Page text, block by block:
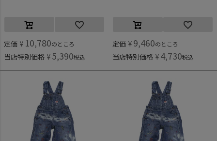
定価 ¥ 10,780のところ
当店特別価格 ¥ 5,390税込
定価 ¥ 9,460のところ
当店特別価格 ¥ 4,730税込